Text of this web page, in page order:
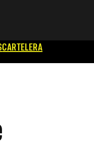
CARTELERA